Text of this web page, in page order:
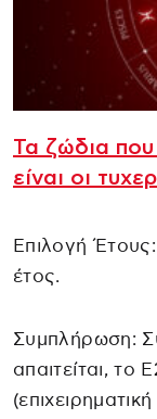
Τα ζώδια που
είναι οι
Επιλογή
έτος.
Συμπλήρωση:
απαιτείται, το